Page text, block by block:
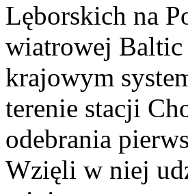
Lęborskich na
wiatrowej Baltic
krajowym
terenie stacji
odebrania
Wzięli w niej